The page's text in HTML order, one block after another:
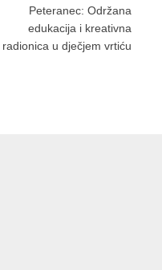
Peteranec: Održana
edukacija i kreativna
radionica u dječjem vrtiću